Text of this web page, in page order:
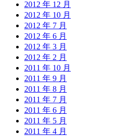
2012 年 12 月
2012 年 10 月
2012 年 7 月
2012 年 6 月
2012 年 3 月
2012 年 2 月
2011 年 10 月
2011 年 9 月
2011 年 8 月
2011 年 7 月
2011 年 6 月
2011 年 5 月
2011 年 4 月